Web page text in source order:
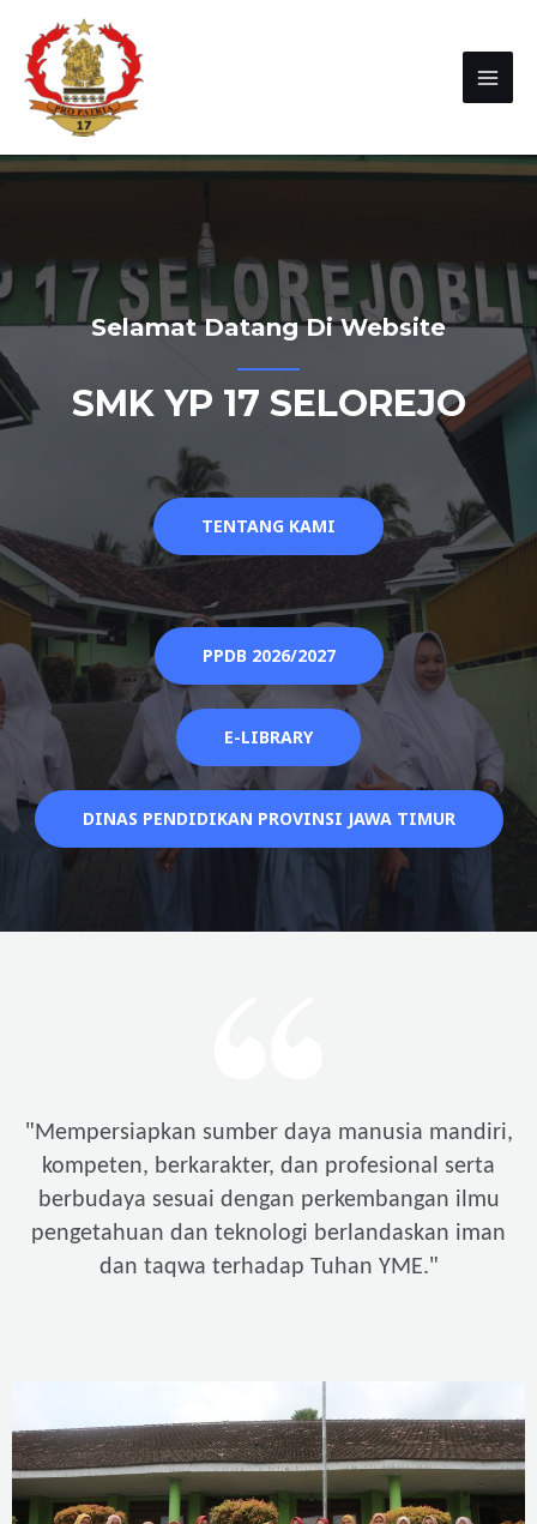
Selamat Datang Di Website
SMK YP 17 SELOREJO
TENTANG KAMI
PPDB 2026/2027
E-LIBRARY
DINAS PENDIDIKAN PROVINSI JAWA TIMUR
"Mempersiapkan sumber daya manusia mandiri,
kompeten, berkarakter, dan profesional serta
berbudaya sesuai dengan perkembangan ilmu
pengetahuan dan teknologi berlandaskan iman
dan taqwa terhadap Tuhan YME."